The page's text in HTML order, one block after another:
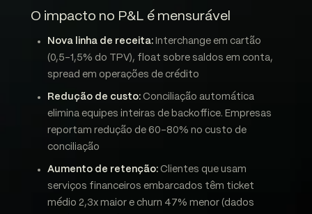
O impacto no P&L é mensurável
Nova linha de receita: Interchange em cartão
(0,5-1,5% do TPV), float sobre saldos em conta,
spread em operações de crédito
Redução de custo: Conciliação automática
elimina equipes inteiras de backoffice. Empresas
reportam redução de 60-80% no custo de
conciliação
Aumento de retenção: Clientes que usam
serviços financeiros embarcados têm ticket
médio 2,3x maior e churn 47% menor (dados